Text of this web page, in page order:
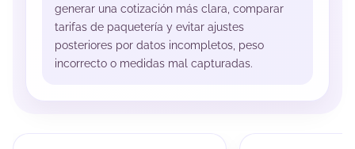
generar una cotización más clara, comparar
tarifas de paquetería y evitar ajustes
posteriores por datos incompletos, peso
incorrecto o medidas mal capturadas.